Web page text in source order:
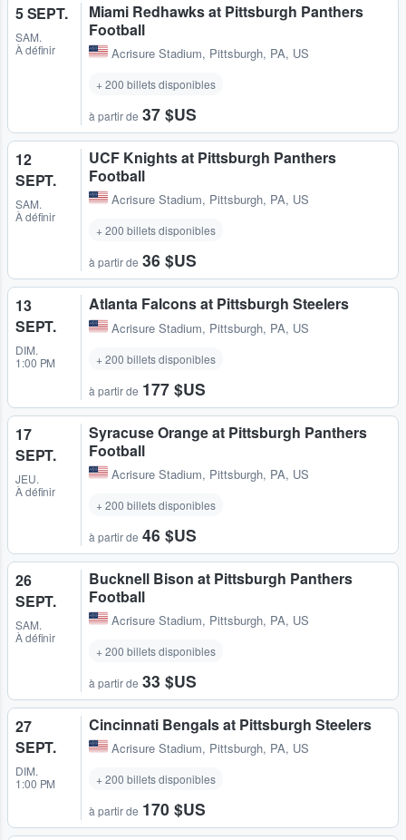
5 SEPT.
SAM.
À définir
Miami Redhawks at Pittsburgh Panthers
Football
Acrisure Stadium, Pittsburgh, PA, US
+ 200 billets disponibles
à partir de 37 $US
12
SEPT.
SAM.
À définir
UCF Knights at Pittsburgh Panthers
Football
Acrisure Stadium, Pittsburgh, PA, US
+ 200 billets disponibles
à partir de 36 $US
13
SEPT.
DIM.
1:00 PM
Atlanta Falcons at Pittsburgh Steelers
Acrisure Stadium, Pittsburgh, PA, US
+ 200 billets disponibles
à partir de 177 $US
17
SEPT.
JEU.
À définir
Syracuse Orange at Pittsburgh Panthers
Football
Acrisure Stadium, Pittsburgh, PA, US
+ 200 billets disponibles
à partir de 46 $US
26
SEPT.
SAM.
À définir
Bucknell Bison at Pittsburgh Panthers
Football
Acrisure Stadium, Pittsburgh, PA, US
+ 200 billets disponibles
à partir de 33 $US
27
SEPT.
DIM.
1:00 PM
Cincinnati Bengals at Pittsburgh Steelers
Acrisure Stadium, Pittsburgh, PA, US
+ 200 billets disponibles
à partir de 170 $US